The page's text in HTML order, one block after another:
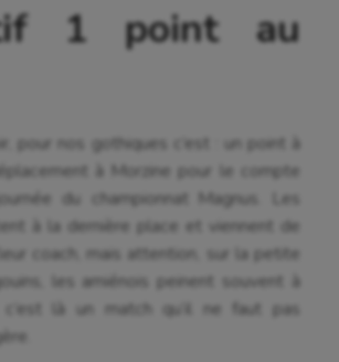
1 point au
pour nos gothiques c’est : un point à
à Morzine pour le compte
du championnat Magnus. Les
à la dernière place et viennent de
coach, mais attention, sur la petite
les amiénois peinent souvent à
c’est là un match qu’il ne faut pas